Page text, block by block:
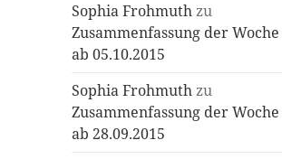
Sophia Frohmuthzu
Zusammenfassung der Woche
ab 05.10.2015
Sophia Frohmuthzu
Zusammenfassung der Woche
ab 28.09.2015